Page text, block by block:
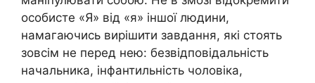
особисте «Я» від «я» іншої людини,
намагаючись вирішити завдання, які стоять
зовсім не перед нею: безвідповідальність
начальника, інфантильність чоловіка,